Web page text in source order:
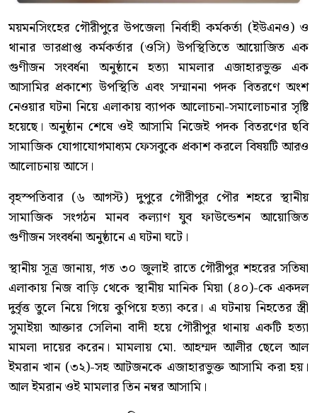
ময়মনসিংহের গৌরীপুরে উপজেলা নির্বাহী কর্মকর্তা (ইউএনও) ও
থানার ভারপ্রাপ্ত কর্মকর্তার (ওসি) উপস্থিতিতে আয়োজিত এক
গুণীজন সংবর্ধনা অনুষ্ঠানে হত্যা মামলার এজাহারভুক্ত এক
আসামির প্রকাশ্যে উপস্থিতি এবং সম্মাননা পদক বিতরণে অংশ
নেওয়ার ঘটনা নিয়ে এলাকায় ব্যাপক আলোচনা-সমালোচনার সৃষ্টি
হয়েছে। অনুষ্ঠান শেষে ওই আসামি নিজেই পদক বিতরণের ছবি
সামাজিক যোগাযোগমাধ্যম ফেসবুকে প্রকাশ করলে বিষয়টি আরও
আলোচনায় আসে।
বৃহস্পতিবার (৬ আগস্ট) দুপুরে গৌরীপুর পৌর শহরে স্থানীয়
সামাজিক সংগঠন মানব কল্যাণ যুব ফাউন্ডেশন আয়োজিত
গুণীজন সংবর্ধনা অনুষ্ঠানে এ ঘটনা ঘটে।
স্থানীয় সূত্র জানায়, গত ৩০ জুলাই রাতে গৌরীপুর শহরের সতিষা
এলাকায় নিজ বাড়ি থেকে স্থানীয় মানিক মিয়া (৪০)-কে একদল
দুর্বৃত্ত তুলে নিয়ে গিয়ে কুপিয়ে হত্যা করে। এ ঘটনায় নিহতের স্ত্রী
সুমাইয়া আক্তার সেলিনা বাদী হয়ে গৌরীপুর থানায় একটি হত্যা
মামলা দায়ের করেন। মামলায় মো. আহম্মদ আলীর ছেলে আল
ইমরান খান (৩২)-সহ আটজনকে এজাহারভুক্ত আসামি করা হয়।
আল ইমরান ওই মামলার তিন নম্বর আসামি।